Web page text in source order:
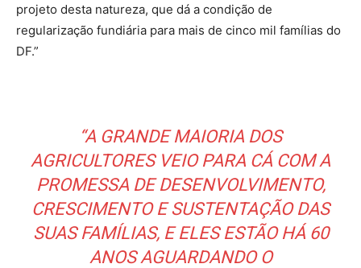
projeto desta natureza, que dá a condição de
regularização fundiária para mais de cinco mil famílias do
DF.”
“A GRANDE MAIORIA DOS
AGRICULTORES VEIO PARA CÁ COM A
PROMESSA DE DESENVOLVIMENTO,
CRESCIMENTO E SUSTENTAÇÃO DAS
SUAS FAMÍLIAS, E ELES ESTÃO HÁ 60
ANOS AGUARDANDO O